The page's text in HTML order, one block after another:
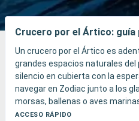
Puertos
Crucero por el Ártico: guía
Un crucero por el Ártico es
grandes espacios naturales del
silencio en cubierta con la
navegar en Zodiac junto a los
morsas, ballenas o aves
Groenlandia o en el Paso del
ACCESO RÁPIDO